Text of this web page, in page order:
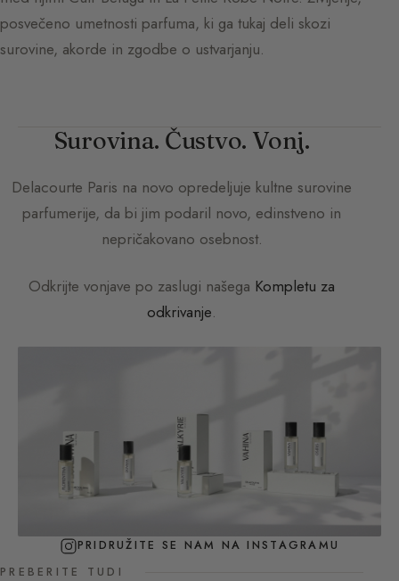
posvečeno umetnosti parfuma, ki ga tukaj deli skozi
surovine, akorde in zgodbe o ustvarjanju.
Surovina. Čustvo. Vonj.
Delacourte Paris na novo opredeljuje kultne surovine
parfumerije, da bi jim podaril novo, edinstveno in
nepričakovano osebnost.
Odkrijte vonjave po zaslugi našega Kompletu za
odkrivanje.
PRIDRUŽITE SE NAM NA INSTAGRAMU
PREBERITE TUDI